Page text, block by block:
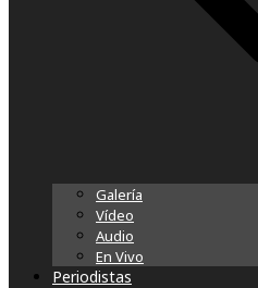
Galería
Vídeo
Audio
En Vivo
Periodistas